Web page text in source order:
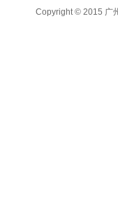
Copyright © 2015 广